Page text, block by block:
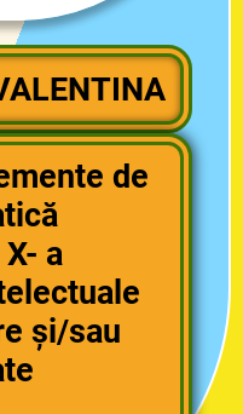
de
a
şi/sau